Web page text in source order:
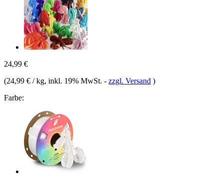
24,99 €
(24,99 € / kg, inkl. 19% MwSt. - zzgl. Versand )
Farbe: